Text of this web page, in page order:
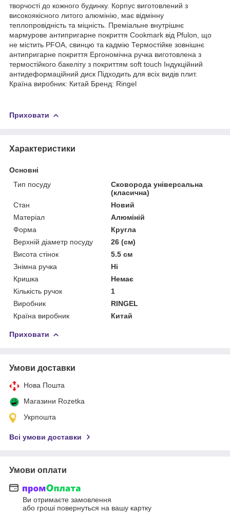
творчості до кожного будинку. Корпус виготовлений з
високоякісного литого алюмінію, має відмінну
теплопровідність та міцність. Преміальне внутрішнє
мармурове антипригарне покриття Cookmark від Pfulon, що
не містить PFOA, свинцю та кадмію Термостійке зовнішнє
антипригарне покриття Ергономічна ручка виготовлена ​​з
термостійкого бакеліту з покриттям soft touch Індукційний
антидеформаційний диск Підходить для всіх видів плит.
Країна виробник: Китай Бренд: Ringel
Приховати
Характеристики
Основні
Тип посуду
Сковорода універсальна
(класична)
Стан
Новий
Матеріал
Алюміній
Форма
Кругла
Верхній діаметр посуду
26 (см)
Висота стінок
5.5 см
Знімна ручка
Ні
Кришка
Немає
Кількість ручок
1
Виробник
RINGEL
Країна виробник
Китай
Приховати
Умови доставки
Нова Пошта
Магазини Rozetka
Укрпошта
Всі умови доставки
Умови оплати
Ви отримаєте замовлення
або гроші повернуться на вашу картку